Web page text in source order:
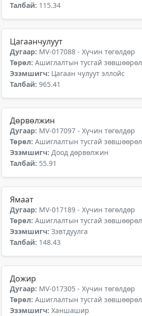
Талбай: 115.34
Цагаанчулуут
Дугаар: MV-017088 - Хүчин төгөлдөр
Төрөл: Ашиглалтын тусгай зөвшөөрөл
Эзэмшигч: Цагаан чулуут эллойс
Талбай: 965.41
Дөрвөлжин
Дугаар: MV-017097 - Хүчин төгөлдөр
Төрөл: Ашиглалтын тусгай зөвшөөрөл
Эзэмшигч: Доод дөрвөлжин
Талбай: 55.91
Ямаат
Дугаар: MV-017189 - Хүчин төгөлдөр
Төрөл: Ашиглалтын тусгай зөвшөөрөл
Эзэмшигч: Зэвтдуулга
Талбай: 148.43
Дожир
Дугаар: MV-017305 - Хүчин төгөлдөр
Төрөл: Ашиглалтын тусгай зөвшөөрөл
Эзэмшигч: Ханшашир